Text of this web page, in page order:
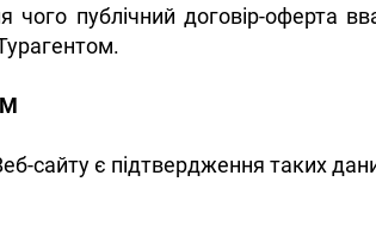
чого публічний договір-оферта
сайту є підтвердження таких